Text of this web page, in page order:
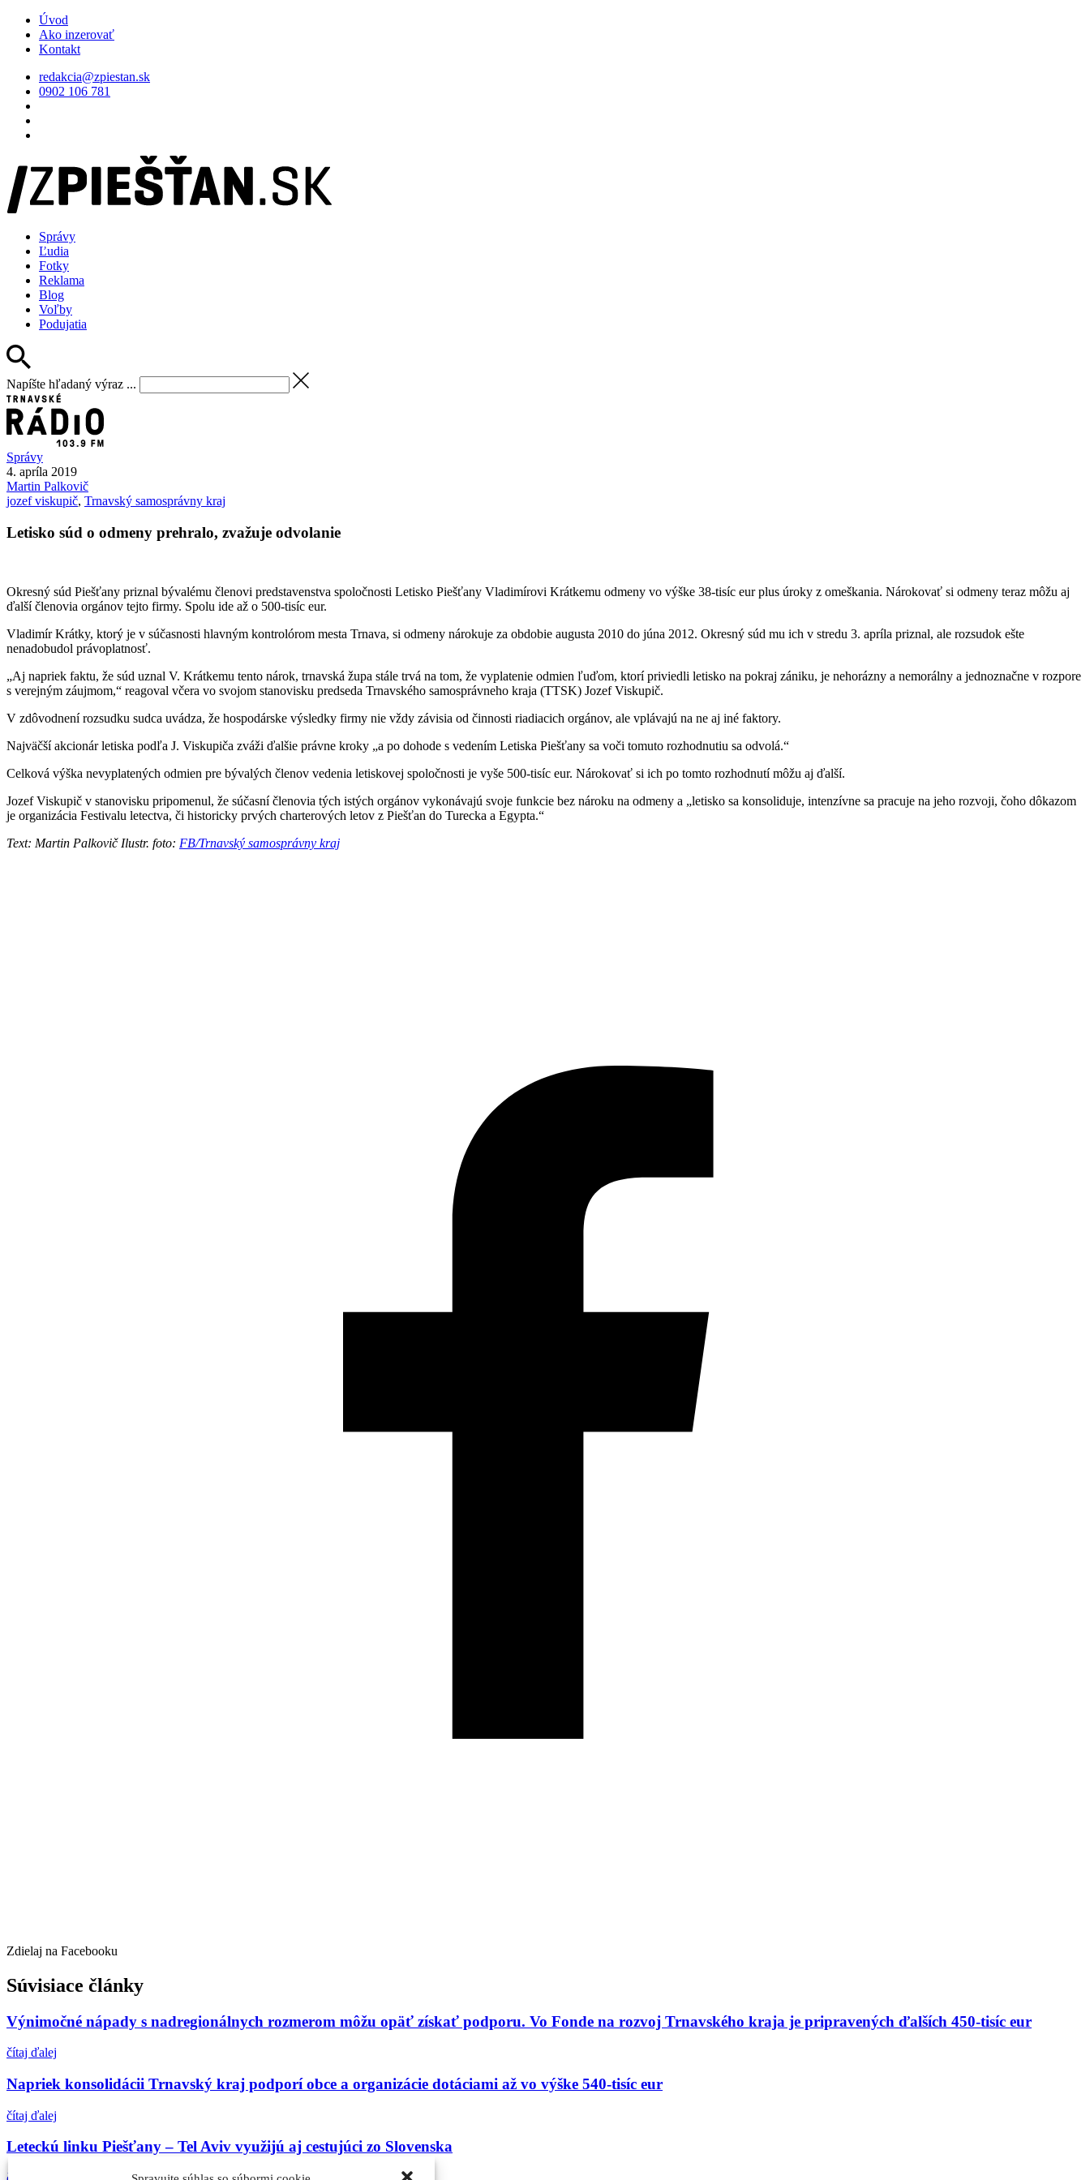
Úvod
Ako inzerovať
Kontakt
redakcia@zpiestan.sk
0902 106 781
Správy
Ľudia
Fotky
Reklama
Blog
Voľby
Podujatia
Napíšte hľadaný výraz ...
Správy
4. apríla 2019
Martin Palkovič
jozef viskupič, Trnavský samosprávny kraj
Letisko súd o odmeny prehralo, zvažuje odvolanie
Okresný súd Piešťany priznal bývalému členovi predstavenstva spoločnosti Letisko Piešťany Vladimírovi Krátkemu odmeny vo výške 38-tisíc eur plus úroky z omeškania. Nárokovať si odmeny teraz môžu aj
ďalší členovia orgánov tejto firmy. Spolu ide až o 500-tisíc eur.
Vladimír Krátky, ktorý je v súčasnosti hlavným kontrolórom mesta Trnava, si odmeny nárokuje za obdobie augusta 2010 do júna 2012. Okresný súd mu ich v stredu 3. apríla priznal, ale rozsudok ešte
nenadobudol právoplatnosť.
„Aj napriek faktu, že súd uznal V. Krátkemu tento nárok, trnavská župa stále trvá na tom, že vyplatenie odmien ľuďom, ktorí priviedli letisko na pokraj zániku, je nehorázny a nemorálny a jednoznačne v rozpore
s verejným záujmom,“ reagoval včera vo svojom stanovisku predseda Trnavského samosprávneho kraja (TTSK) Jozef Viskupič.
V zdôvodnení rozsudku sudca uvádza, že hospodárske výsledky firmy nie vždy závisia od činnosti riadiacich orgánov, ale vplávajú na ne aj iné faktory.
Najväčší akcionár letiska podľa J. Viskupiča zváži ďalšie právne kroky „a po dohode s vedením Letiska Piešťany sa voči tomuto rozhodnutiu sa odvolá.“
Celková výška nevyplatených odmien pre bývalých členov vedenia letiskovej spoločnosti je vyše 500-tisíc eur. Nárokovať si ich po tomto rozhodnutí môžu aj ďalší.
Jozef Viskupič v stanovisku pripomenul, že súčasní členovia tých istých orgánov vykonávajú svoje funkcie bez nároku na odmeny a „letisko sa konsoliduje, intenzívne sa pracuje na jeho rozvoji, čoho dôkazom
je organizácia Festivalu letectva, či historicky prvých charterových letov z Piešťan do Turecka a Egypta.“
Text: Martin Palkovič Ilustr. foto: FB/Trnavský samosprávny kraj
Zdielaj na Facebooku
Súvisiace články
Výnimočné nápady s nadregionálnych rozmerom môžu opäť získať podporu. Vo Fonde na rozvoj Trnavského kraja je pripravených ďalších 450-tisíc eur
čítaj ďalej
Napriek konsolidácii Trnavský kraj podporí obce a organizácie dotáciami až vo výške 540-tisíc eur
čítaj ďalej
Leteckú linku Piešťany – Tel Aviv využijú aj cestujúci zo Slovenska